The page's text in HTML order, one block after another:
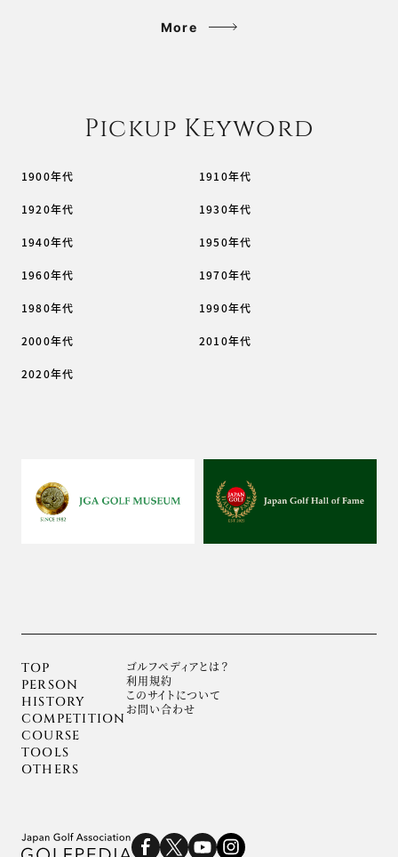
More
Pickup Keyword
1900年代 1910年代
1920年代 1930年代
1940年代 1950年代
1960年代 1970年代
1980年代 1990年代
2000年代 2010年代
2020年代
TOP
PERSON
HISTORY
COMPETITION
COURSE
TOOLS
OTHERS
ゴルフぺディアとは？
利用規約
このサイトについて
お問い合わせ